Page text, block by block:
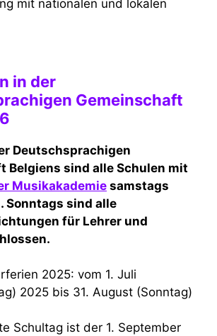
mit nationalen und lokalen
in der
Gemeinschaft
Deutschsprachigen
Belgiens sind alle Schulen mit
Musikakademie samstags
Sonntags sind alle
für Lehrer und
2025 bis 31. August (Sonntag)